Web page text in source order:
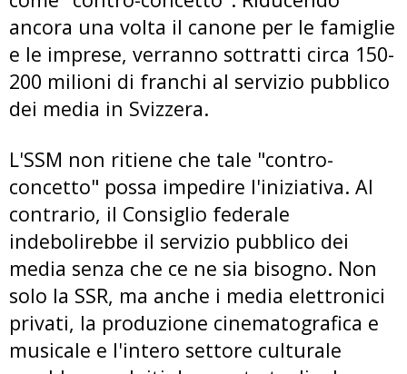
ancora una volta il canone per le famiglie
e le imprese, verranno sottratti circa 150-
200 milioni di franchi al servizio pubblico
dei media in Svizzera.
L'SSM non ritiene che tale "contro-
concetto" possa impedire l'iniziativa. Al
contrario, il Consiglio federale
indebolirebbe il servizio pubblico dei
media senza che ce ne sia bisogno. Non
solo la SSR, ma anche i media elettronici
privati, la produzione cinematografica e
musicale e l'intero settore culturale